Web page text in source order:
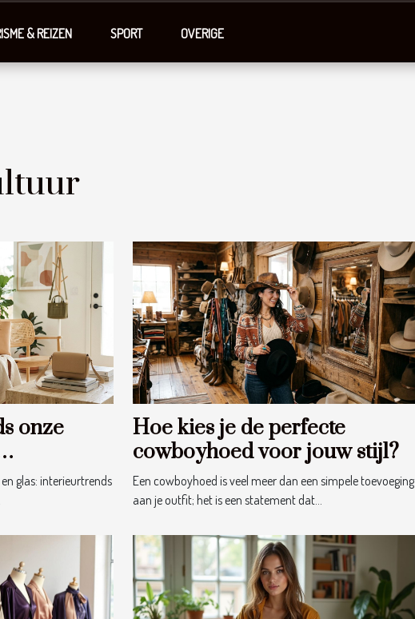
& REIZEN SPORT OVERIGE
onze
glas: interieurtrends
Hoe kies je de perfecte
cowboyhoed voor jouw stijl?
Een cowboyhoed is veel meer dan een simpele toevoeging
aan je outfit; het is een statement dat...